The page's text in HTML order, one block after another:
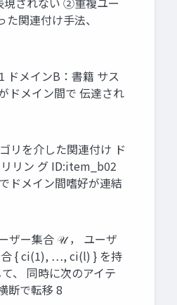
関連付け手法、
ドメインB：書籍 サス
ドメイン間で 伝達され
リを介した関連付け ド
リン グ ID:item_b02
ドメイン間嗜好が連結
ザー集合 𝒰 ， ユーザ
合 { ci(1), …, ci(l) } を持
、 同時に次のアイテ
断で転移 8